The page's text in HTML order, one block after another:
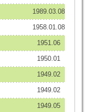
1989.03.08
1958.01.08
1951.06
1950.01
1949.02
1949.02
1949.05